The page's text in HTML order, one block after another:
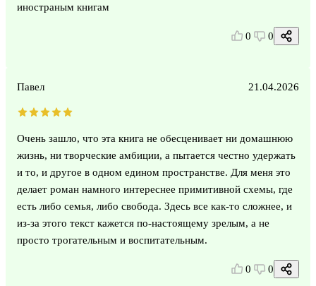
иностраным книгам
0 0
Павел 21.04.2026
Очень зашло, что эта книга не обесценивает ни домашнюю
жизнь, ни творческие амбиции, а пытается честно удержать
и то, и другое в одном едином пространстве. Для меня это
делает роман намного интереснее примитивной схемы, где
есть либо семья, либо свобода. Здесь все как-то сложнее, и
из-за этого текст кажется по-настоящему зрелым, а не
просто трогательным и воспитательным.
0 0